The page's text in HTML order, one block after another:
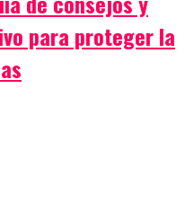
para proteger la